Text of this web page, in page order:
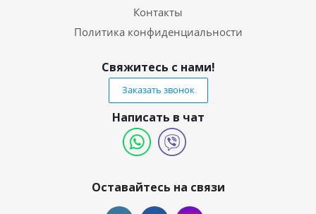
Контакты
Политика конфиденциальности
Свяжитесь с нами!
Заказать звонок
Написать в чат
Оставайтесь на связи